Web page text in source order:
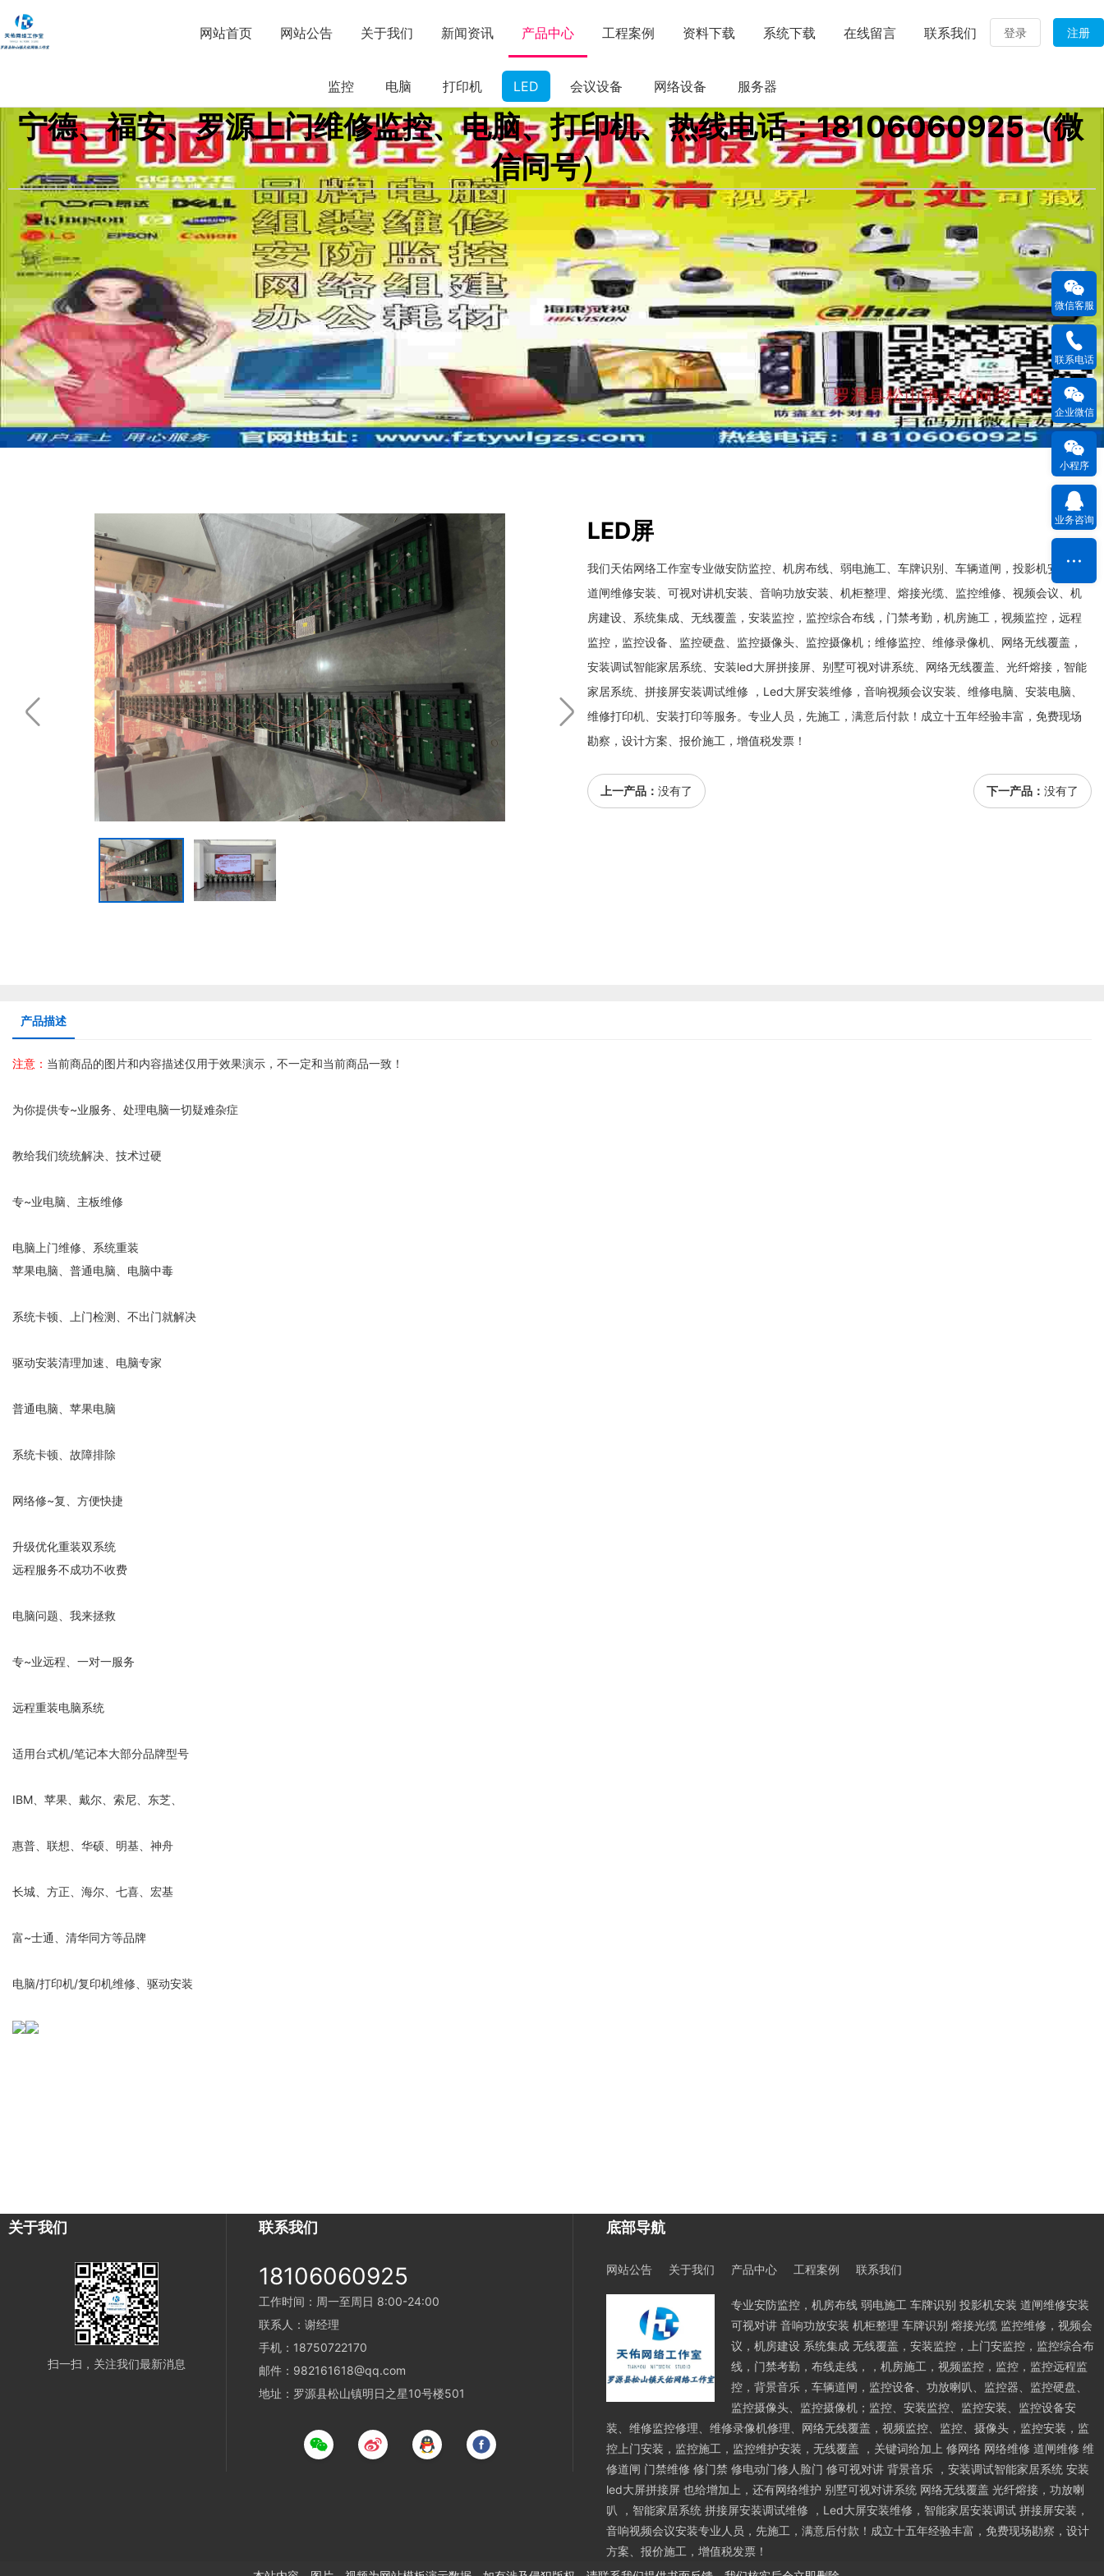
登录 注册
网站首页 网站公告 关于我们 新闻资讯 产品中心 工程案例 资料下载 系统下载 在线留言 联系我们
监控 电脑 打印机 LED 会议设备 网络设备 服务器
宁德、福安、罗源上门维修监控、电脑、打印机、热线电话：18106060925（微
信同号）
LED屏
我们天佑网络工作室专业做安防监控、机房布线、弱电施工、车牌识别、车辆道闸，投影机安装、
道闸维修安装、可视对讲机安装、音响功放安装、机柜整理、熔接光缆、监控维修、视频会议、机
房建设、系统集成、无线覆盖，安装监控，监控综合布线，门禁考勤，机房施工，视频监控，远程
监控，监控设备、监控硬盘、监控摄像头、监控摄像机；维修监控、维修录像机、网络无线覆盖，
安装调试智能家居系统、安装led大屏拼接屏、别墅可视对讲系统、网络无线覆盖、光纤熔接，智能
家居系统、拼接屏安装调试维修 ，Led大屏安装维修，音响视频会议安装、维修电脑、安装电脑、
维修打印机、安装打印等服务。专业人员，先施工，满意后付款！成立十五年经验丰富，免费现场
勘察，设计方案、报价施工，增值税发票！
上一产品： 没有了 下一产品： 没有了
产品描述
注意： 当前商品的图片和内容描述仅用于效果演示，不一定和当前商品一致！
为你提供专~业服务、处理电脑一切疑难杂症
教给我们统统解决、技术过硬
专~业电脑、主板维修
电脑上门维修 、系统重装
苹果电脑、普通电脑、电脑中毒
系统卡顿、上门检测、不出门就解决
驱动安装清理加速、电脑专家
普通电脑、苹果电脑
系统卡顿、故障排除
网络修~复、方便快捷
升级优化重装双系统
远程服务不成功不收费
电脑问题、我来拯救
专~业远程、一对一服务
远程重装电脑系统
适用台式机/笔记本大部分品牌型号
IBM、苹果、戴尔、索尼、东芝、
惠普、联想、华硕、明基、神舟
长城、方正、海尔、七喜、宏基
富~士通、清华同方等品牌
电脑/打印机/复印机维修、驱动安装
关于我们
扫一扫，关注我们最新消息
联系我们
18106060925
工作时间：周一至周日 8:00-24:00
联系人：谢经理
手机：18750722170
邮件：982161618@qq.com
地址：罗源县松山镇明日之星10号楼501
底部导航
网站公告 关于我们 产品中心 工程案例 联系我们
专业安防监控，机房布线 弱电施工 车牌识别 投影机安装 道闸维修安装
可视对讲 音响功放安装 机柜整理 车牌识别 熔接光缆 监控维修，视频会
议，机房建设 系统集成 无线覆盖，安装监控，上门安监控，监控综合布
线，门禁考勤，布线走线，，机房施工，视频监控，监控，监控远程监
控，背景音乐，车辆道闸，监控设备、功放喇叭、监控器、监控硬盘、
监控摄像头、监控摄像机；监控、安装监控、监控安装、监控设备安
装、维修监控修理、维修录像机修理、网络无线覆盖，视频监控、监控、摄像头，监控安装，监
控上门安装，监控施工，监控维护安装，无线覆盖 ，关键词给加上 修网络 网络维修 道闸维修 维
修道闸 门禁维修 修门禁 修电动门修人脸门 修可视对讲 背景音乐 ，安装调试智能家居系统 安装
led大屏拼接屏 也给增加上，还有网络维护 别墅可视对讲系统 网络无线覆盖 光纤熔接，功放喇
叭 ，智能家居系统 拼接屏安装调试维修 ，Led大屏安装维修，智能家居安装调试 拼接屏安装，
音响视频会议安装专业人员，先施工，满意后付款！成立十五年经验丰富，免费现场勘察，设计
方案、报价施工，增值税发票！
微信客服
联系电话
企业微信
小程序
业务咨询